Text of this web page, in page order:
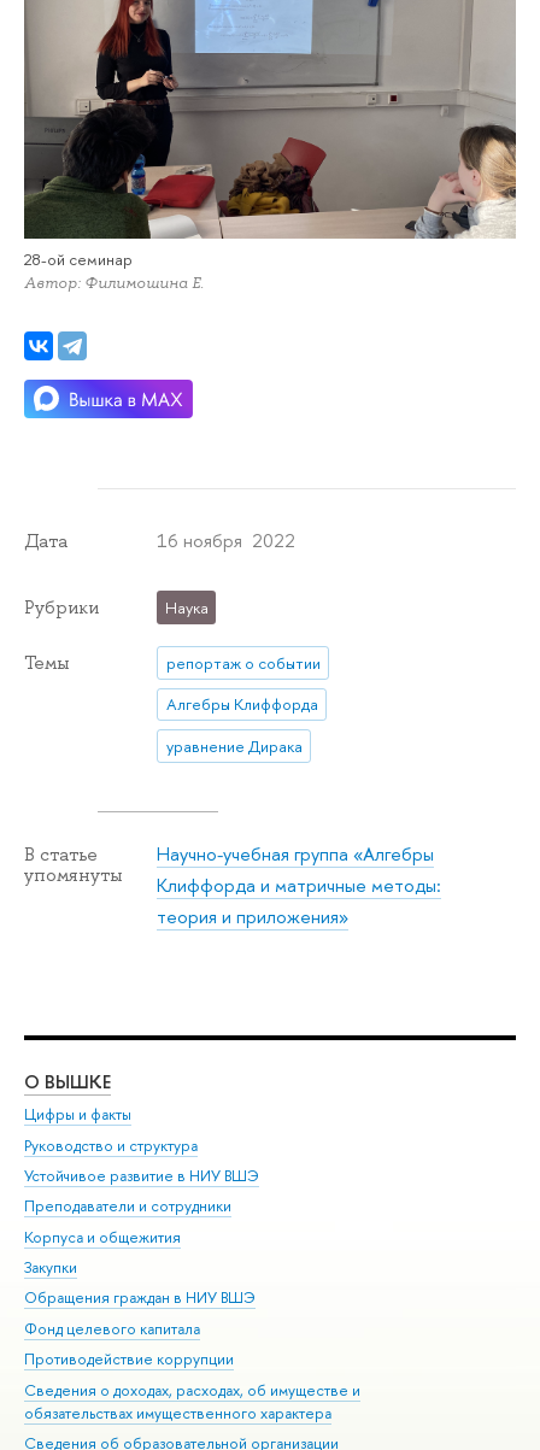
28-ой семинар
Автор: Филимошина Е.
Дата 16 ноября 2022
Рубрики Наука
Темы
репортаж о событии
Алгебры Клиффорда
уравнение Дирака
В статье
упомянуты
Научно-учебная группа «Алгебры
Клиффорда и матричные методы:
теория и приложения»
О ВЫШКЕ
Цифры и факты
Руководство и структура
Устойчивое развитие в НИУ ВШЭ
Преподаватели и сотрудники
Корпуса и общежития
Закупки
Обращения граждан в НИУ ВШЭ
Фонд целевого капитала
Противодействие коррупции
Сведения о доходах, расходах, об имуществе и
обязательствах имущественного характера
Сведения об образовательной организации